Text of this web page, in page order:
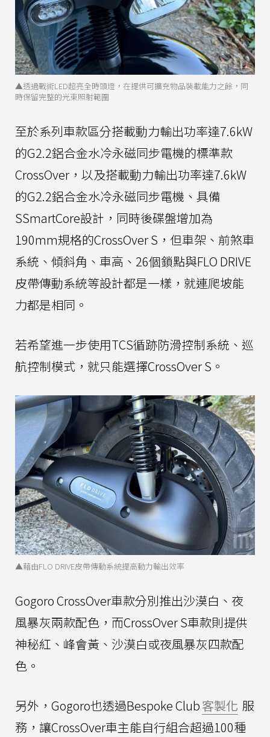
▲透過戰術LED超亮全時頭燈，在提供可擴充物品裝載能力之餘，同
時保留完整的光束照射範圍
至於系列車款區分搭載動力輸出功率達7.6kW
的G2.2鋁合金水冷永磁同步電機的標準款
CrossOver，以及搭載動力輸出功率達7.6kW
的G2.2鋁合金水冷永磁同步電機、具備
SSmartCore設計，同時後碟盤增加為
190mm規格的CrossOver S，但車架、前煞車
系統、傾斜角、車高、26個鎖點與FLO DRIVE
皮帶傳動系統等設計都是一樣，就連爬坡能
力都是相同。
若希望進一步使用TCS循跡防滑控制系統、巡
航控制模式，就只能選擇CrossOver S。
▲藉由FLO DRIVE皮帶傳動系統提高動力輸出效率
Gogoro CrossOver車款分別推出沙漠白、夜
風暴灰兩款配色，而CrossOver S車款則提供
神秘紅、峰會黃、沙漠白或夜風暴灰四款配
色。
另外，Gogoro也透過Bespoke Club客製化 服
務，讓CrossOver車主能自行組合超過100種